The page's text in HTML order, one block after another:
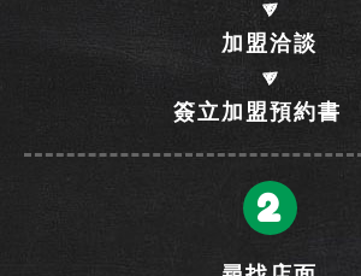
加盟洽談
簽立加盟預約書
2